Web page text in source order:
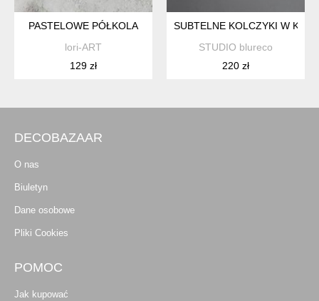
PASTELOWE PÓŁKOLA
lori-ART
129 zł
SUBTELNE KOLCZYKI W
STUDIO blureco
220 zł
DECOBAZAAR
O nas
Biuletyn
Dane osobowe
Pliki Cookies
POMOC
Jak kupować